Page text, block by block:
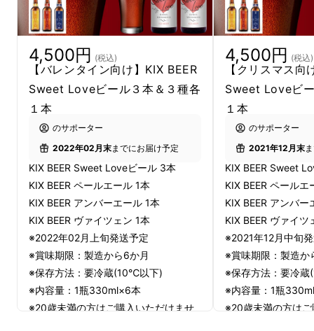
ングの醸造責任者が、日々、ビール造りへの探
求を続け、美味しいクラフトビールをより沢山
の人にお届けするべく精進し、「ビール愛好家
として」心からあふれるビール愛に正直に、コ
ストや時間を度外視して、飲みたいビールを追
い求め、とことんこだわって造ったビールなの
です。
デュンケルヴァイツェンボッ
ク
今回のチョコの奥にほんのり香るバナナ風味の
『Sweet Love』が「デュンケルヴァイツェン
4,500円 (税込)
【バレンタイン向け】KIX BEER
Sweet Loveビール３本＆３種各
１本
のサポーター
2022年02月末までにお届け予定
KIX BEER Sweet Loveビール 3本
KIX BEER ペールエール 1本
KIX BEER アンバーエール 1本
KIX BEER ヴァイツェン 1本
※2022年02月上旬発送予定
※賞味期限：製造から6か月
※保存方法：要冷蔵(10℃以下)
※内容量：1瓶330ml×6本
※20歳未満の方はご購入いただけませ
4,500円 (税込)
【クリスマス向
Sweet Loveビ
１本
のサポーター
2021年12月末
KIX BEER Sweet
KIX BEER ペールエ
KIX BEER アンバー
KIX BEER ヴァイツ
※2021年12月中旬
※賞味期限：製造か
※保存方法：要冷
※内容量：1瓶
※20歳未満の方は